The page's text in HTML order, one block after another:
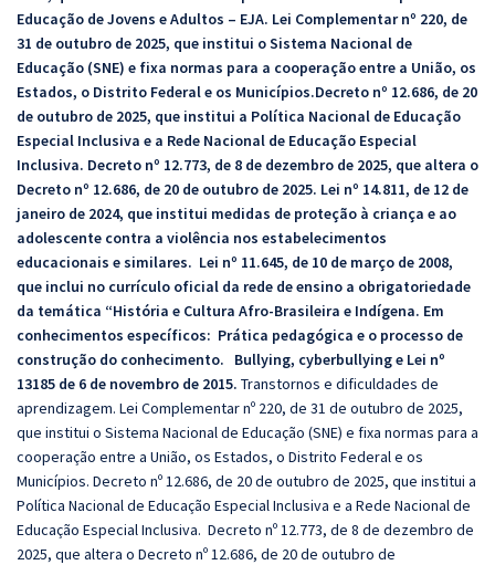
Educação de Jovens e Adultos – EJA. Lei Complementar nº 220, de
31 de outubro de 2025, que institui o Sistema Nacional de
Educação (SNE) e fixa normas para a cooperação entre a União, os
Estados, o Distrito Federal e os Municípios.Decreto nº 12.686, de 20
de outubro de 2025, que institui a Política Nacional de Educação
Especial Inclusiva e a Rede Nacional de Educação Especial
Inclusiva. Decreto nº 12.773, de 8 de dezembro de 2025, que altera o
Decreto nº 12.686, de 20 de outubro de 2025. Lei nº 14.811, de 12 de
janeiro de 2024, que institui medidas de proteção à criança e ao
adolescente contra a violência nos estabelecimentos
educacionais e similares. Lei nº 11.645, de 10 de março de 2008,
que inclui no currículo oficial da rede de ensino a obrigatoriedade
da temática “História e Cultura Afro-Brasileira e Indígena. Em
conhecimentos específicos: Prática pedagógica e o processo de
construção do conhecimento.
Bullying, cyberbullying e Lei nº
13185 de 6 de novembro de 2015. Transtornos e dificuldades de
aprendizagem. Lei Complementar nº 220, de 31 de outubro de 2025,
que institui o Sistema Nacional de Educação (SNE) e fixa normas para a
cooperação entre a União, os Estados, o Distrito Federal e os
Municípios. Decreto nº 12.686, de 20 de outubro de 2025, que institui a
Política Nacional de Educação Especial Inclusiva e a Rede Nacional de
Educação Especial Inclusiva. Decreto nº 12.773, de 8 de dezembro de
2025, que altera o Decreto nº 12.686, de 20 de outubro de